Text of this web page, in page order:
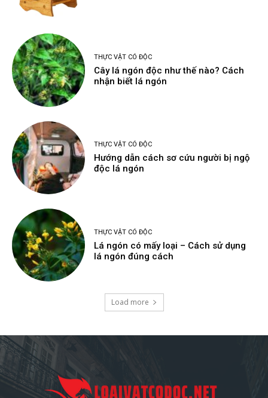
THỰC VẬT CÓ ĐỘC
Cây lá ngón độc như thế nào? Cách
nhận biết lá ngón
THỰC VẬT CÓ ĐỘC
Hướng dẫn cách sơ cứu người bị ngộ
độc lá ngón
THỰC VẬT CÓ ĐỘC
Lá ngón có mấy loại – Cách sử dụng
lá ngón đúng cách
Load more